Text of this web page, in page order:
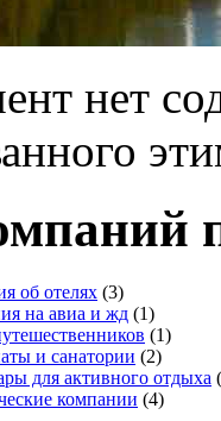
нет
об отелях (3)
на авиа и жд (1)
(1)
и санатории (2)
для активного отдыха
компании (4)